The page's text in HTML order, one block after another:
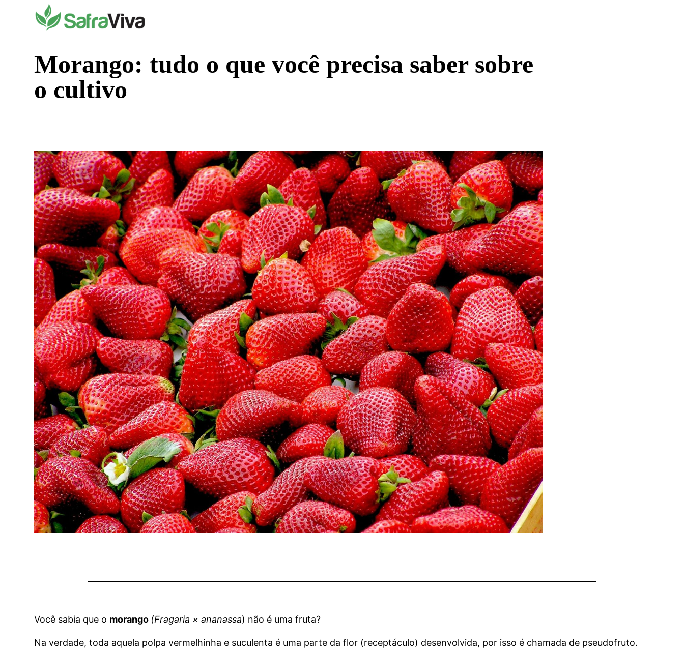
Morango: tudo o que você precisa saber sobre
o cultivo
Você sabia que o morango (Fragaria × ananassa) não é uma fruta?
Na verdade, toda aquela polpa vermelhinha e suculenta é uma parte da flor (receptáculo) desenvolvida, por isso é chamada de pseudofruto.